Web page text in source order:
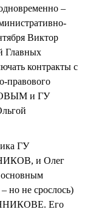
–
Виктор
Главных
контракты с
правового
и ГУ
ГУ
и Олег
но не срослось)
Его